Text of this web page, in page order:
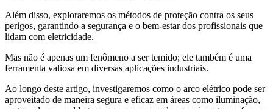
Além disso, exploraremos os métodos de proteção contra os seus
perigos, garantindo a segurança e o bem-estar dos profissionais que
lidam com eletricidade.
Mas não é apenas um fenômeno a ser temido; ele também é uma
ferramenta valiosa em diversas aplicações industriais.
Ao longo deste artigo, investigaremos como o arco elétrico pode ser
aproveitado de maneira segura e eficaz em áreas como iluminação,